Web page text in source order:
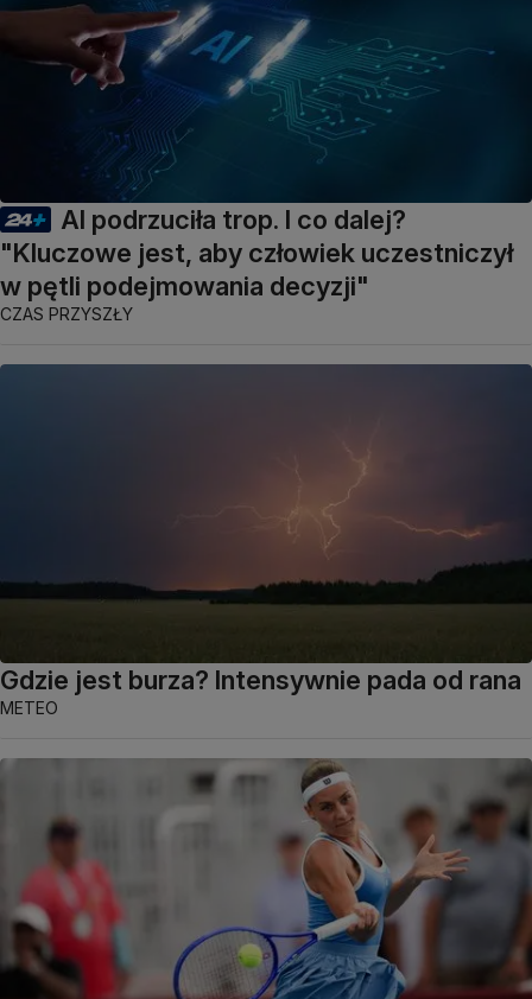
AI podrzuciła trop. I co dalej?
"Kluczowe jest, aby człowiek uczestniczył
w pętli podejmowania decyzji"
CZAS PRZYSZŁY
Gdzie jest burza? Intensywnie pada od rana
METEO